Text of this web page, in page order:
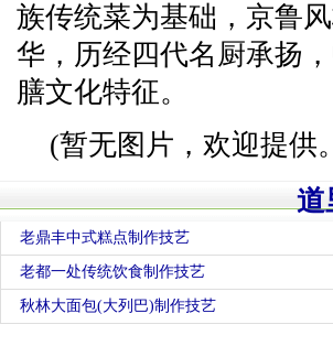
族传统菜为基础，京鲁
华，历经四代名厨承扬
膳文化特征。
(暂无图片，欢迎提供
道
老鼎丰中式糕点制作技艺
老都一处传统饮食制作技艺
秋林大面包(大列巴)制作技艺